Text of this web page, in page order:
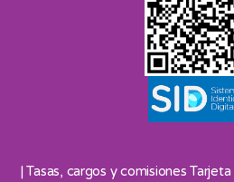
| Tasas, cargos y comisiones Tarjeta